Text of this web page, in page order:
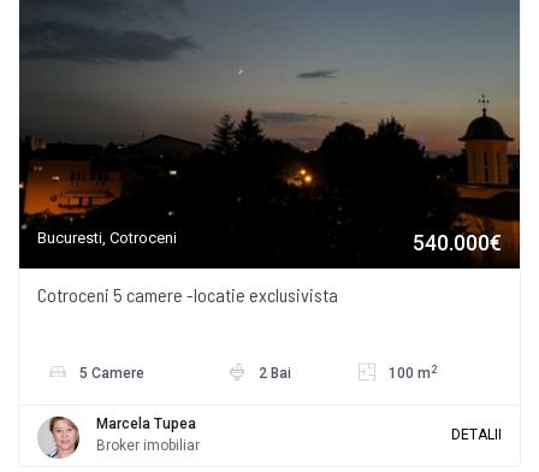
Bucuresti, Cotroceni 540.000€
Cotroceni 5 camere -locatie exclusivista
5 Camere 2 Bai 100 m 2
Marcela Tupea
Broker imobiliar
DETALII